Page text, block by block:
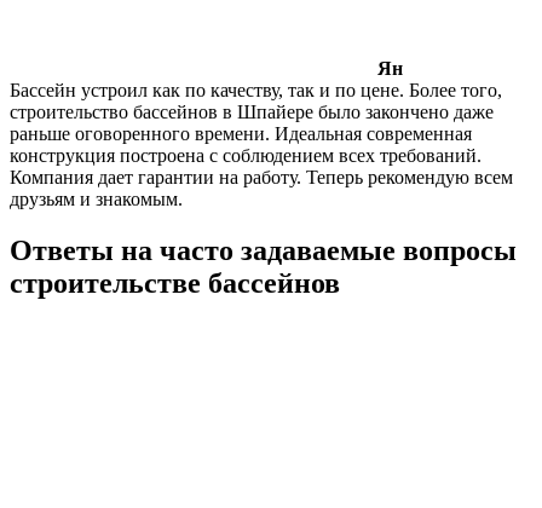
Ян
Бассейн устроил как по качеству, так и по цене. Более того,
строительство бассейнов в Шпайере было закончено даже
раньше оговоренного времени. Идеальная современная
конструкция построена с соблюдением всех требований.
Компания дает гарантии на работу. Теперь рекомендую всем
друзьям и знакомым.
Ответы на часто задаваемые вопросы
строительстве бассейнов